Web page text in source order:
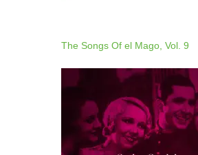
The Songs Of el Mago, Vol. 9